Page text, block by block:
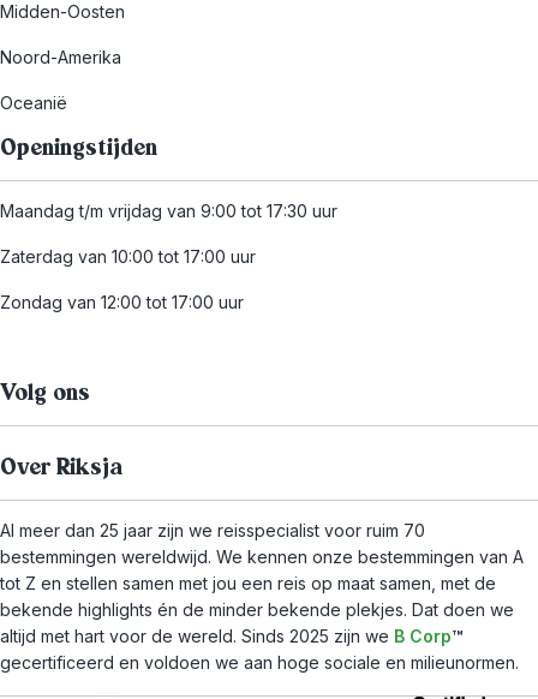
Midden-Oosten
Noord-Amerika
Oceanië
Openingstijden
Maandag t/m vrijdag van 9:00 tot 17:30 uur
Zaterdag van 10:00 tot 17:00 uur
Zondag van 12:00 tot 17:00 uur
Volg ons
Over Riksja
Al meer dan 25 jaar zijn we reisspecialist voor ruim 70
bestemmingen wereldwijd. We kennen onze bestemmingen van A
tot Z en stellen samen met jou een reis op maat samen, met de
bekende highlights én de minder bekende plekjes. Dat doen we
altijd met hart voor de wereld. Sinds 2025 zijn we B Corp™
gecertificeerd en voldoen we aan hoge sociale en milieunormen.